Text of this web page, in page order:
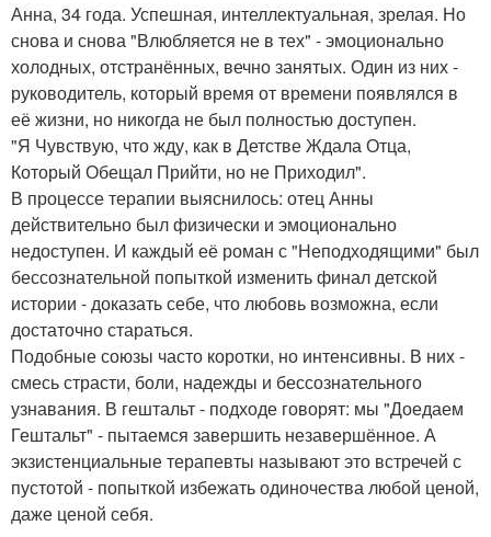
Анна, 34 года. Успешная, интеллектуальная, зрелая. Но
снова и снова "Влюбляется не в тех" - эмоционально
холодных, отстранённых, вечно занятых. Один из них -
руководитель, который время от времени появлялся в
её жизни, но никогда не был полностью доступен.
"Я Чувствую, что жду, как в Детстве Ждала Отца,
Который Обещал Прийти, но не Приходил".
В процессе терапии выяснилось: отец Анны
действительно был физически и эмоционально
недоступен. И каждый её роман с "Неподходящими" был
бессознательной попыткой изменить финал детской
истории - доказать себе, что любовь возможна, если
достаточно стараться.
Подобные союзы часто коротки, но интенсивны. В них -
смесь страсти, боли, надежды и бессознательного
узнавания. В гештальт - подходе говорят: мы "Доедаем
Гештальт" - пытаемся завершить незавершённое. А
экзистенциальные терапевты называют это встречей с
пустотой - попыткой избежать одиночества любой ценой,
даже ценой себя.